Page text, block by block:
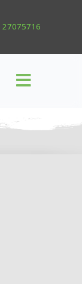
27075716